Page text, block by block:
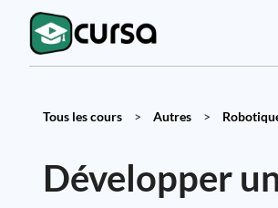
Tous les cours > Autres >
Développer